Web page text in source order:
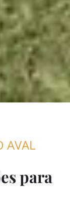
AVAL
para